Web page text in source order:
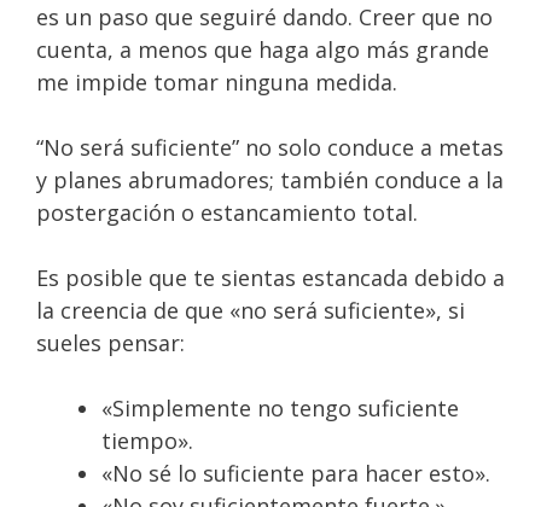
es un paso que seguiré dando. Creer que no
cuenta, a menos que haga algo más grande
me impide tomar ninguna medida.
“No será suficiente” no solo conduce a metas
y planes abrumadores; también conduce a la
postergación o estancamiento total.
Es posible que te sientas estancada debido a
la creencia de que «no será suficiente», si
sueles pensar:
«Simplemente no tengo suficiente
tiempo».
«No sé lo suficiente para hacer esto».